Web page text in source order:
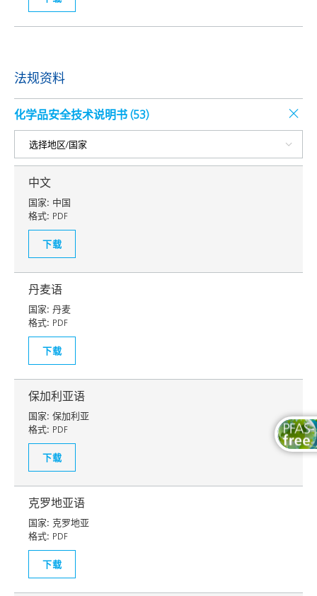
法规资料
化学品安全技术说明书 (53)
中文
国家: 中国
格式: PDF
下载
丹麦语
国家: 丹麦
格式: PDF
下载
保加利亚语
国家: 保加利亚
格式: PDF
下载
克罗地亚语
国家: 克罗地亚
格式: PDF
下载